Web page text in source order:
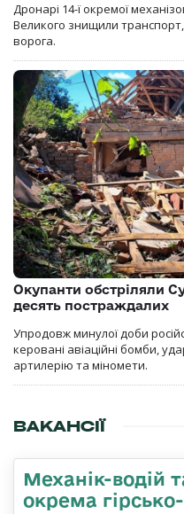
Дронарі 14-ї окремої
Великого знищили
ворога.
Окупанти обстріляли
десять постраждалих
Упродовж минулої доби
керовані авіаційні бомби,
артилерію та міномети.
ВАКАНСІЇ
Механік-водій
окрема